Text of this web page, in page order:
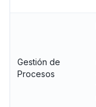
Gestión de
Procesos